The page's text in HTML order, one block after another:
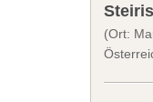
(Ort: